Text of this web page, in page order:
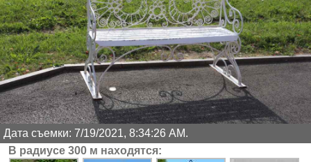
Дата съемки: 7/19/2021, 8:34:26 AM.
В радиусе 300 м находятся: